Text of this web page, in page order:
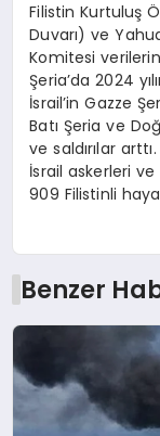
Filistin Kurtuluş
Duvarı) ve
Komitesi
Şeria’da 2024
İsrail’in Gazze
Batı Şeria ve
ve saldırılar
İsrail askerleri ve
909 Filistinli
Benzer